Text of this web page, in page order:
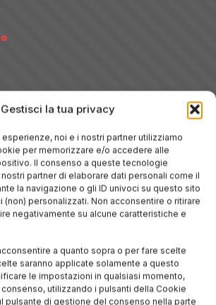
Gestisci la tua privacy
noi e i nostri partner utilizziamo
per memorizzare e/o accedere alle
Il consenso a queste tecnologie
partner di elaborare dati personali come il
la navigazione o gli ID univoci su questo sito
(non) personalizzati. Non acconsentire o ritirare
negativamente su alcune caratteristiche e
a quanto sopra o per fare scelte
saranno applicate solamente a questo
le impostazioni in qualsiasi momento,
utilizzando i pulsanti della Cookie
pulsante di gestione del consenso nella parte